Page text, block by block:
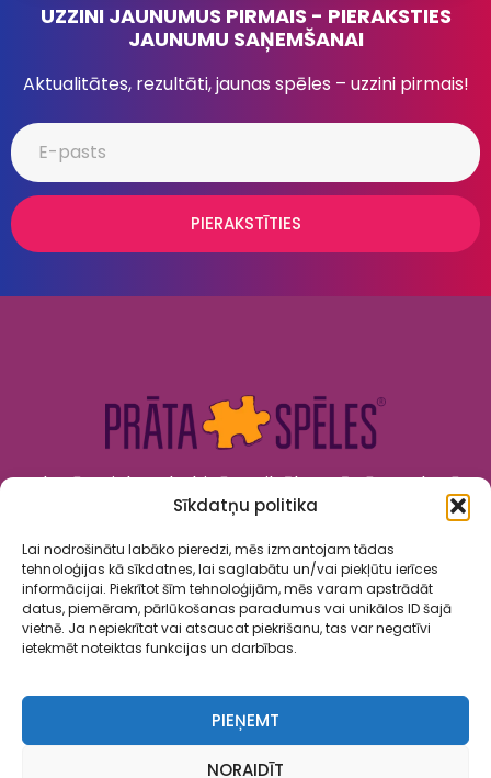
Sīkdatņu politika
Lai nodrošinātu labāko pieredzi, mēs izmantojam tādas
tehnoloģijas kā sīkdatnes, lai saglabātu un/vai piekļūtu ierīces
informācijai. Piekrītot šīm tehnoloģijām, mēs varam apstrādāt
datus, piemēram, pārlūkošanas paradumus vai unikālos ID šajā
vietnē. Ja nepiekrītat vai atsaucat piekrišanu, tas var negatīvi
ietekmēt noteiktas funkcijas un darbības.
PIEŅEMT
NORAIDĪT
UZZINI JAUNUMUS PIRMAIS - PIERAKSTIES
JAUNUMU SAŅEMŠANAI
Aktualitātes, rezultāti, jaunas spēles – uzzini pirmais!
PIERAKSTĪTIES
Kad prāts tiek nodarbināts, cilvēks attīstās. Kad prāts
tiek izklaidēts, cilvēks jūtas priecīgs un laimīgs. “Prāta
Privātuma politikaLietošanas noteikumi